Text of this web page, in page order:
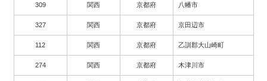
309 関西 京都府 八幡市
327 関西 京都府 京田辺市
112 関西 京都府 乙訓郡大山崎町
274 関西 京都府 木津川市